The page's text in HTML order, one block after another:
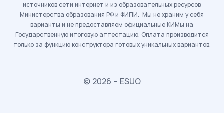
источников сети интернет и из образовательных ресурсов
Министерства образования РФ и ФИПИ. Мы не храним у себя
варианты и не предоставляем официальные КИМы на
Государственную итоговую аттестацию. Оплата производится
только за функцию конструктора готовых уникальных вариантов.
© 2026 – ESUO